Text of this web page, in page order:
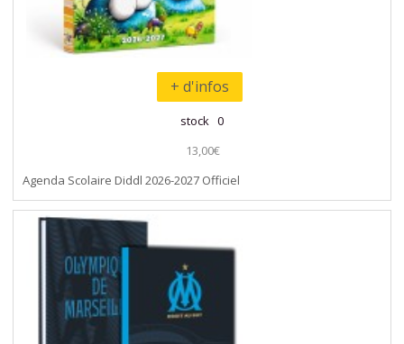
+ d'infos
stock 0
13,00€
Agenda Scolaire Diddl 2026-2027 Officiel